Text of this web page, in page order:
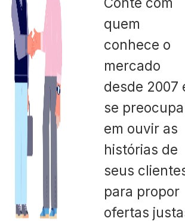
quem
conhece o
mercado
desde 2007
se preocupa
em ouvir as
histórias de
seus
para propor
ofertas